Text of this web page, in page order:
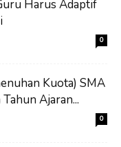
Harus Adaptif
0
Kuota) SMA
Ajaran...
0